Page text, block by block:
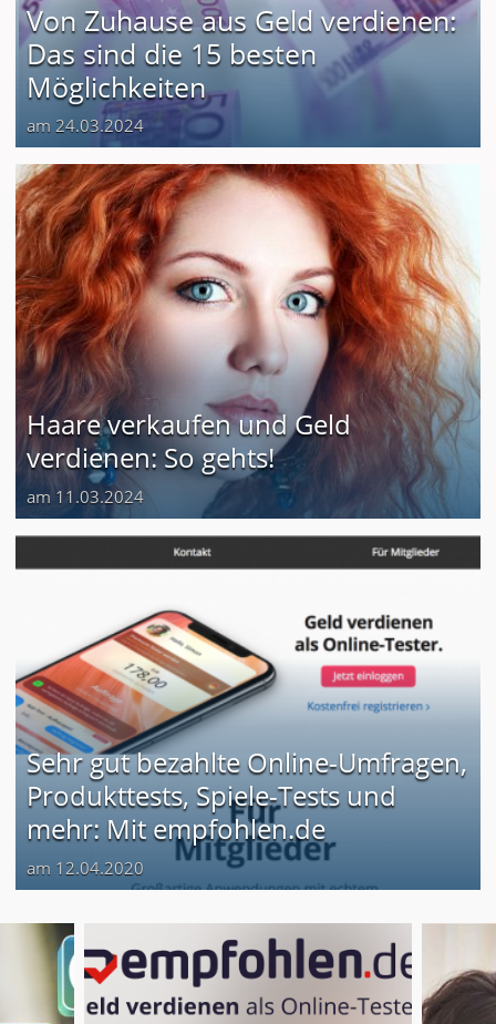
Von Zuhause aus Geld verdienen:
Das sind die 15 besten
Möglichkeiten
am 24.03.2024
Haare verkaufen und Geld
verdienen: So gehts!
am 11.03.2024
Sehr gut bezahlte Online-Umfragen,
Produkttests, Spiele-Tests und
mehr: Mit empfohlen.de
am 12.04.2020